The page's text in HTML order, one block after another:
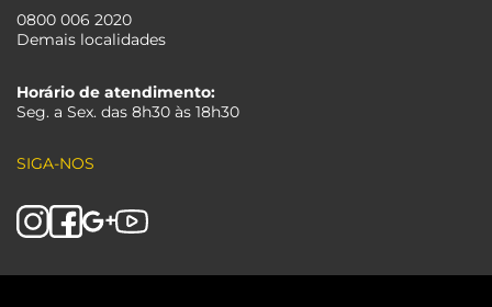
0800 006 2020
Demais localidades
Horário de atendimento:
Seg. a Sex. das 8h30 às 18h30
SIGA-NOS